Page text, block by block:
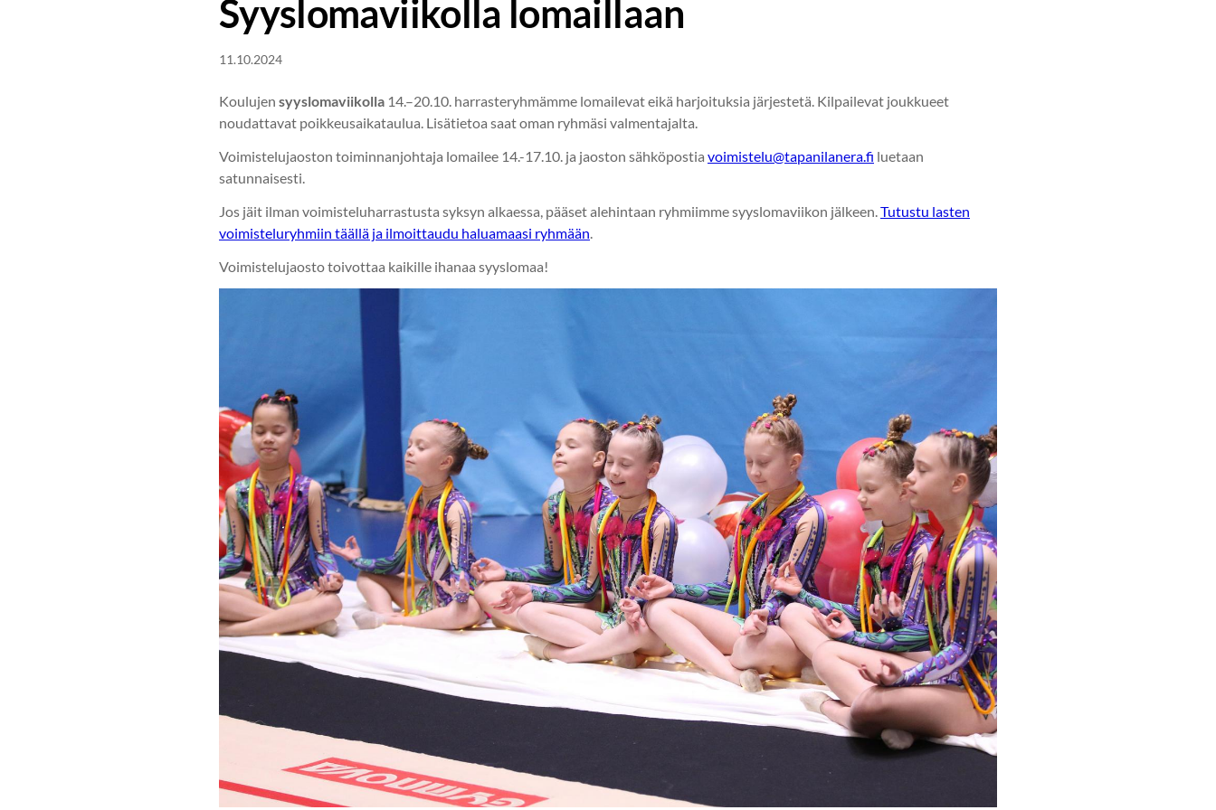
Syyslomaviikolla lomaillaan
11.10.2024
Koulujen syyslomaviikolla 14.–20.10. harrasteryhmämme lomailevat eikä harjoituksia järjestetä. Kilpailevat joukkueet
noudattavat poikkeusaikataulua. Lisätietoa saat oman ryhmäsi valmentajalta.
Voimistelujaoston toiminnanjohtaja lomailee 14.-17.10. ja jaoston sähköpostia voimistelu@tapanilanera.fi luetaan
satunnaisesti.
Jos jäit ilman voimisteluharrastusta syksyn alkaessa, pääset alehintaan ryhmiimme syyslomaviikon jälkeen.Tutustu lasten
voimisteluryhmiin täällä ja ilmoittaudu haluamaasi ryhmään.
Voimistelujaosto toivottaa kaikille ihanaa syyslomaa!